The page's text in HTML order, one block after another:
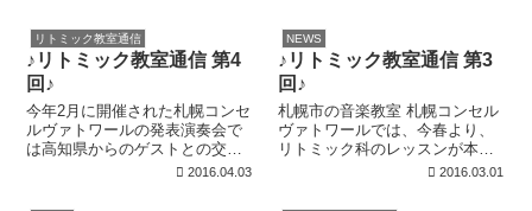
す。お母様方にもご協力をいた
だき、生徒さんご自身の手でグ
ッズを作る機会も...
専門教育を受けた講師による
様々な工夫を凝らしたレッスン
を行っていま...
リトミック教室通信
♪リトミック教室通信 第4
回♪
今年2月に開催された札幌コンセ
ルヴァトワールの発表演奏会で
は高知県からのゲストとの交流
演奏会がありました。 さて高知
2016.04.03
NEWS
♪リトミック教室通信 第3
回♪
札幌市の音楽教室 札幌コンセル
ヴァトワールでは、今春より、
リトミック科のレッスンが本格
的にスタートします！皆様、ど
2016.03.01